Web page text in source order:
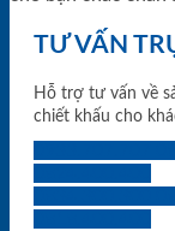
TƯ VẤN
Hỗ trợ tư vấn về
chiết khấu cho